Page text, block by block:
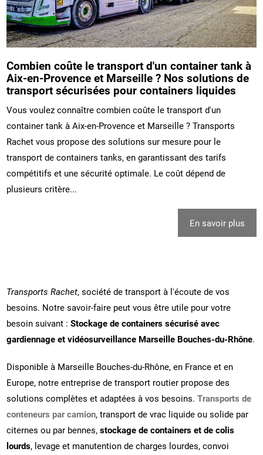
Combien coûte le transport d'un container tank à
Aix-en-Provence et Marseille ? Nos solutions de
transport sécurisées pour containers liquides
Vous voulez connaître combien coûte le transport d'un
container tank à Aix-en-Provence et Marseille ? Transports
Rachet vous propose des solutions sur mesure pour le
transport de containers tanks, en garantissant des tarifs
compétitifs et une sécurité optimale. Le coût dépend de
plusieurs critère...
En savoir plus
Transports Rachet, société de transport à l'écoute de vos
besoins. Notre savoir-faire peut vous être utile pour votre
besoin suivant :Stockage de containers sécurisé avec
gardiennage et vidéosurveillance Marseille Bouches-du-Rhône.
Disponible à Marseille Bouches-du-Rhône, en France et en
Europe, notre entreprise de transport routier propose des
solutions complètes et adaptées à vos besoins.Transports de
conteneurs par camion, transport de vrac liquide ou solide par
citernes ou par bennes,stockage de containers et de colis
lourds, levage et manutention de charges lourdes, convoi